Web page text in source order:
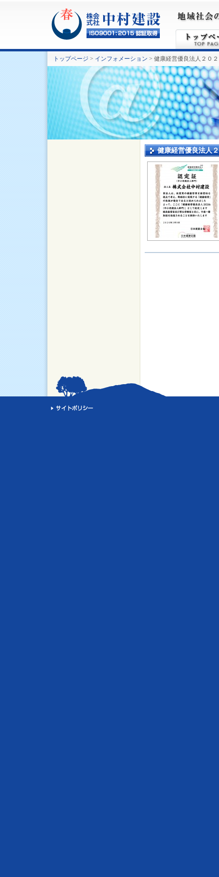
トップページ > インフォメーション > 健康経営優良法人２０
健康経営優良法人